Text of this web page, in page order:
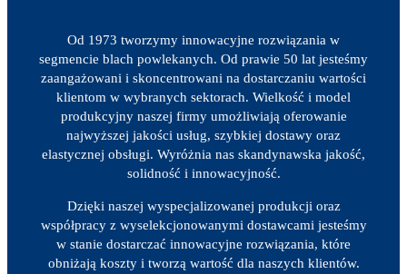
Od 1973 tworzymy innowacyjne rozwiązania w
segmencie blach powlekanych. Od prawie 50 lat jesteśmy
zaangażowani i skoncentrowani na dostarczaniu wartości
klientom w wybranych sektorach. Wielkość i model
produkcyjny naszej firmy umożliwiają oferowanie
najwyższej jakości usług, szybkiej dostawy oraz
elastycznej obsługi. Wyróżnia nas skandynawska jakość,
solidność i innowacyjność.
Dzięki naszej wyspecjalizowanej produkcji oraz
współpracy z wyselekcjonowanymi dostawcami jesteśmy
w stanie dostarczać innowacyjne rozwiązania, które
obniżają koszty i tworzą wartość dla naszych klientów.